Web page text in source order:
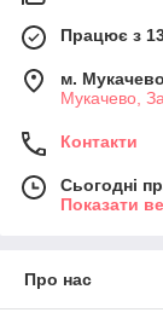
Працює з
м. Мукачево
Мукачево,
Контакти
Сьогодні
Показати
Про нас